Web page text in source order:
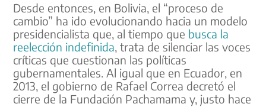
Desde entonces, en Bolivia, el “proceso de
cambio” ha ido evolucionando hacia un modelo
presidencialista que, al tiempo que busca la
reelección indefinida, trata de silenciar las voces
críticas que cuestionan las políticas
gubernamentales. Al igual que en Ecuador, en
2013, el gobierno de Rafael Correa decretó el
cierre de la Fundación Pachamama y, justo hace